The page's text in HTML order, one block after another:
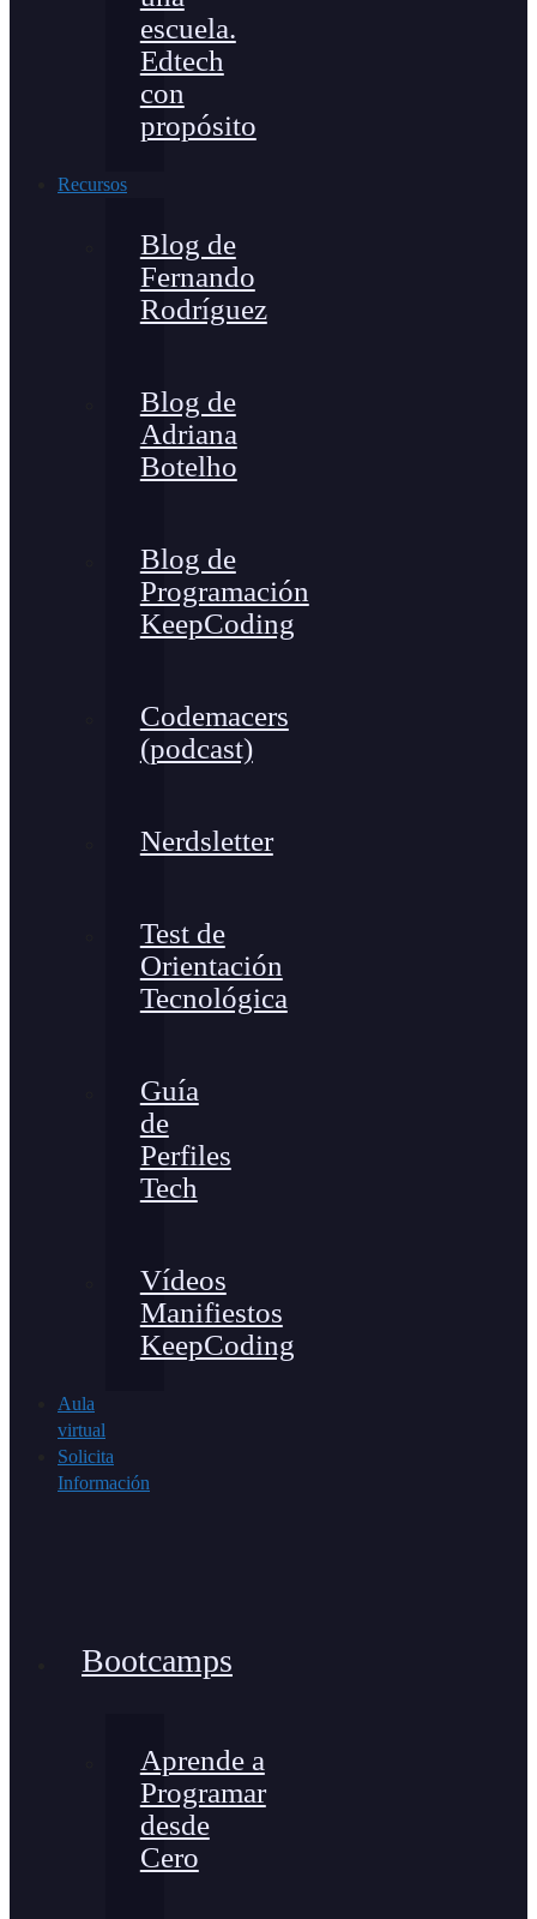
escuela.
Edtech
con
propósito
Recursos
Blog de
Fernando
Rodríguez
Blog de
Adriana
Botelho
Blog de
Programación
KeepCoding
Codemacers
(podcast)
Nerdsletter
Test de
Orientación
Tecnológica
Guía
de
Perfiles
Tech
Vídeos
Manifiestos
KeepCoding
Aula
virtual
Solicita
Información
Bootcamps
Aprende a
Programar
desde
Cero